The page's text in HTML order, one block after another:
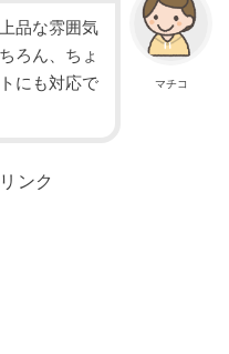
マチコ
品な雰囲気
ろん、 ちょ
にも対応で
ンク